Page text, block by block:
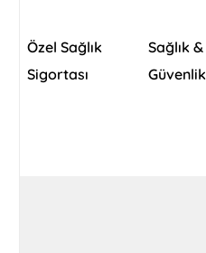
Özel Sağlık
Sigortası
Sağlık &
Güvenlik